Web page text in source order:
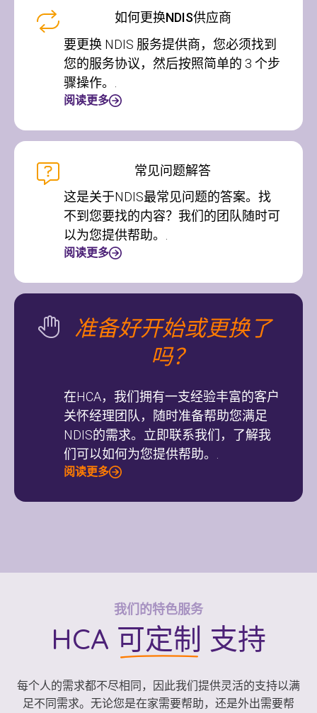
如何更换NDIS供应商
要更换 NDIS 服务提供商，您必须找到
您的服务协议，然后按照简单的 3 个步
骤操作。.
阅读更多
常见问题解答
这是关于NDIS最常见问题的答案。找
不到您要找的内容？我们的团队随时可
以为您提供帮助。.
阅读更多
准备好开始或更换了
吗？
在HCA，我们拥有一支经验丰富的客户
关怀经理团队，随时准备帮助您满足
NDIS的需求。立即联系我们，了解我
们可以如何为您提供帮助。.
阅读更多
我们的特色服务
HCA 可定制 支持
每个人的需求都不尽相同，因此我们提供灵活的支持以满
足不同需求。无论您是在家需要帮助，还是外出需要帮